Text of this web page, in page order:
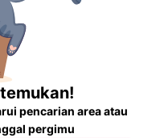
pencarian area atau
pergimu